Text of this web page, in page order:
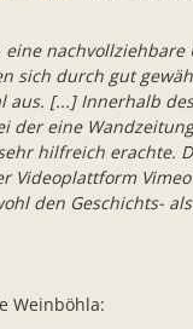
sich durch gut
[...] Innerhalb
eine
hilfreich erachte.
Videoplattform
den Geschichts-
Weinböhla: